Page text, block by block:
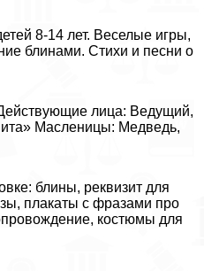
8-14 лет. Веселые игры,
блинами. Стихи и песни о
лица: Ведущий,
Масленицы: Медведь,
блины, реквизит для
плакаты с фразами про
костюмы для